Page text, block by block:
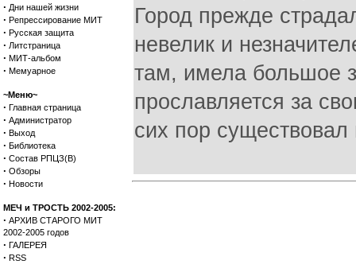
· Дни нашей жизни
· Репрессирование МИТ
· Русская защита
· Литстраница
· МИТ-альбом
· Мемуарное
~Меню~
· Главная страница
· Администратор
· Выход
· Библиотека
· Состав РПЦЗ(В)
· Обзоры
· Новости
МЕЧ и ТРОСТЬ 2002-2005:
· АРХИВ СТАРОГО МИТ
2002-2005 годов
· ГАЛЕРЕЯ
· RSS
Город прежде
невелик и
там, имела большое
прославляется за
сих пор